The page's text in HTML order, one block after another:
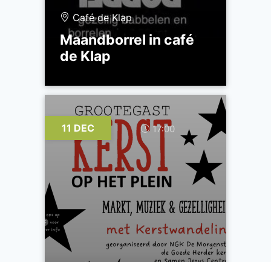
Café de Klap
Maandborrel in café
de Klap
11 DEC 17:00